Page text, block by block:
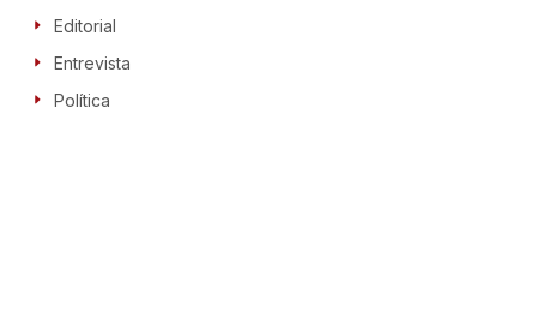
Editorial
Entrevista
Política